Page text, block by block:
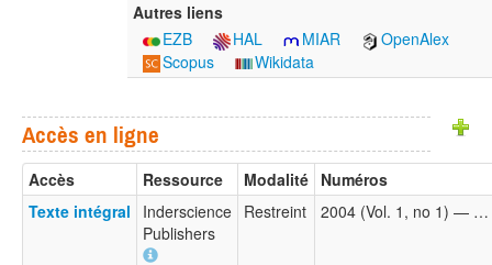
Autres liens
EZB
HAL MIAR
OpenAlex
Scopus
Wikidata
Accès en ligne
Accès Ressource Modalité Numéros
Texte intégral
Inderscience
Publishers
Restreint 2004 (Vol. 1, no 1) — …